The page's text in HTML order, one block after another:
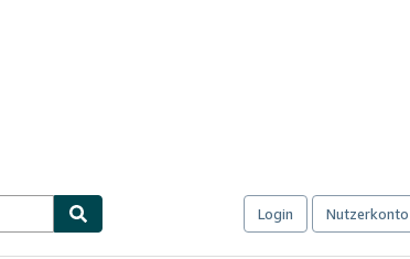
Login Nutzerkonto